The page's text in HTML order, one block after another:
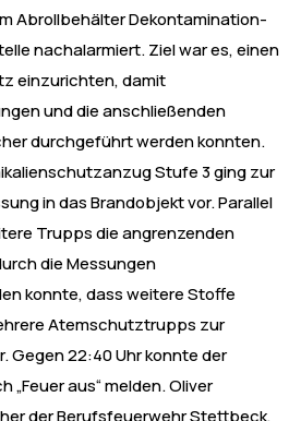
Abrollbehälter Dekontamination-
nachalarmiert. Ziel war es, einen
einzurichten, damit
und die anschließenden
durchgeführt werden konnten.
Stufe 3 ging zur
in das Brandobjekt vor. Parallel
Trupps die angrenzenden
die Messungen
konnte, dass weitere Stoffe
Atemschutztrupps zur
Gegen 22:40 Uhr konnte der
„Feuer aus“ melden. Oliver
der Berufsfeuerwehr Stettbeck,